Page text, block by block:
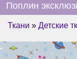
Поплин
Ткани » Детские